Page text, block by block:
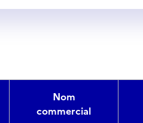
Nom
commercial